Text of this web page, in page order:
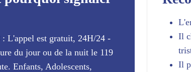
: L'appel est gratuit, 24H/24 -
du jour ou de la nuit le 119
Enfants, Adolescents,
Il
Il